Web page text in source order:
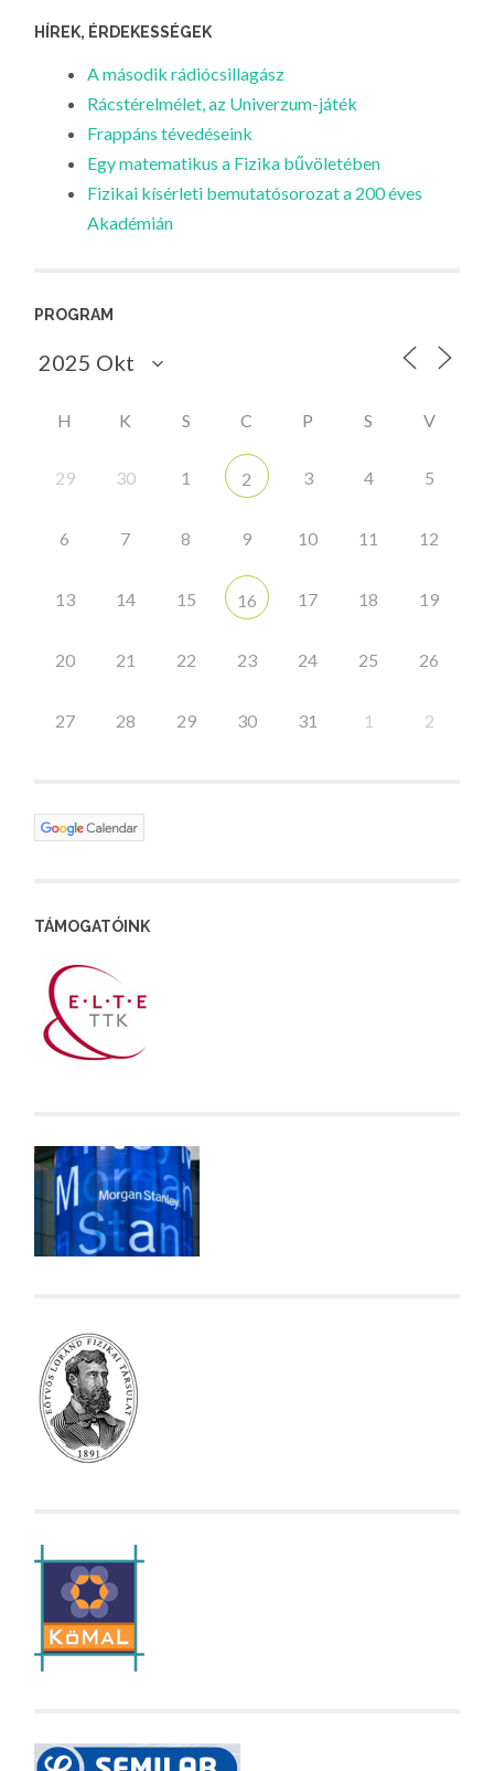
HÍREK, ÉRDEKESSÉGEK
A második rádiócsillagász
Rácstérelmélet, az Univerzum-játék
Frappáns tévedéseink
Egy matematikus a Fizika bűvöletében
Fizikai kísérleti bemutatósorozat a 200 éves
Akadémián
PROGRAM
H K S C P S V
29 30 1 2 3 4 5
6 7 8 9 10 11 12
13 14 15 16 17 18 19
20 21 22 23 24 25 26
27 28 29 30 31 1 2
TÁMOGATÓINK